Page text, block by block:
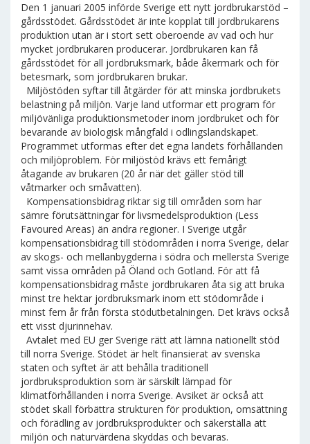
Den 1 januari 2005 införde Sverige ett nytt jordbrukarstöd –
gårdsstödet. Gårdsstödet är inte kopplat till jordbrukarens
produktion utan är i stort sett oberoende av vad och hur
mycket jordbrukaren producerar. Jordbrukaren kan få
gårdsstödet för all jordbruksmark, både åkermark och för
betesmark, som jordbrukaren brukar.
Miljöstöden syftar till åtgärder för att minska jordbrukets
belastning på miljön. Varje land utformar ett program för
miljövänliga produktionsmetoder inom jordbruket och för
bevarande av biologisk mångfald i odlingslandskapet.
Programmet utformas efter det egna landets förhållanden
och miljöproblem. För miljöstöd krävs ett femårigt
åtagande av brukaren (20 år när det gäller stöd till
våtmarker och småvatten).
Kompensationsbidrag riktar sig till områden som har
sämre förutsättningar för livsmedelsproduktion (Less
Favoured Areas) än andra regioner. I Sverige utgår
kompensationsbidrag till stödområden i norra Sverige, delar
av skogs- och mellanbygderna i södra och mellersta Sverige
samt vissa områden på Öland och Gotland. För att få
kompensationsbidrag måste jordbrukaren åta sig att bruka
minst tre hektar jordbruksmark inom ett stödområde i
minst fem år från första stödutbetalningen. Det krävs också
ett visst djurinnehav.
Avtalet med EU ger Sverige rätt att lämna nationellt stöd
till norra Sverige. Stödet är helt finansierat av svenska
staten och syftet är att behålla traditionell
jordbruksproduktion som är särskilt lämpad för
klimatförhållanden i norra Sverige. Avsiket är också att
stödet skall förbättra strukturen för produktion, omsättning
och förädling av jordbruksprodukter och säkerställa att
miljön och naturvärdena skyddas och bevaras.